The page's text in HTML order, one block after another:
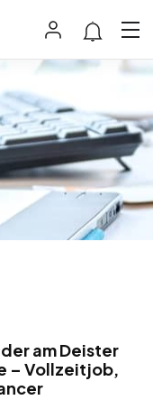
am Deister
– Vollzeitjob,